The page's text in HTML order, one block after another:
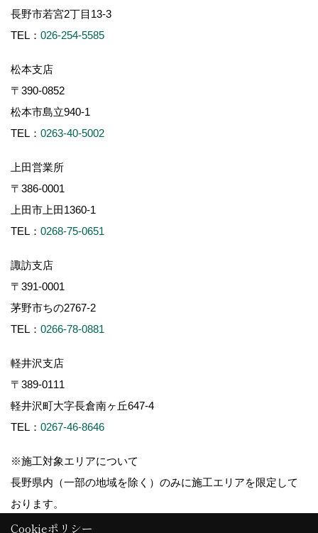
長野市若宮2丁目13-3
TEL： 026-254-5585
松本支店
〒390-0852
松本市島立940-1
TEL： 0263-40-5002
上田営業所
〒386-0001
上田市上田1360-1
TEL： 0268-75-0651
諏訪支店
〒391-0001
茅野市ちの2767-2
TEL： 0266-78-0881
軽井沢支店
〒389-0111
軽井沢町大字長倉南ヶ丘647-4
TEL： 0267-46-8646
※施工対象エリアについて
長野県内（一部の地域を除く）のみに施工エリアを限定して
おります。
Cookieポリシー